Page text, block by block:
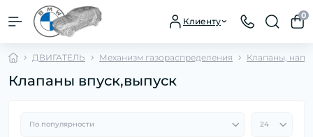
Клиенту
0
ДВИГАТЕЛЬ Механизм газораспределения Клапаны,
Клапаны впуск,выпуск